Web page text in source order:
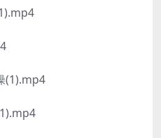
(1).mp4